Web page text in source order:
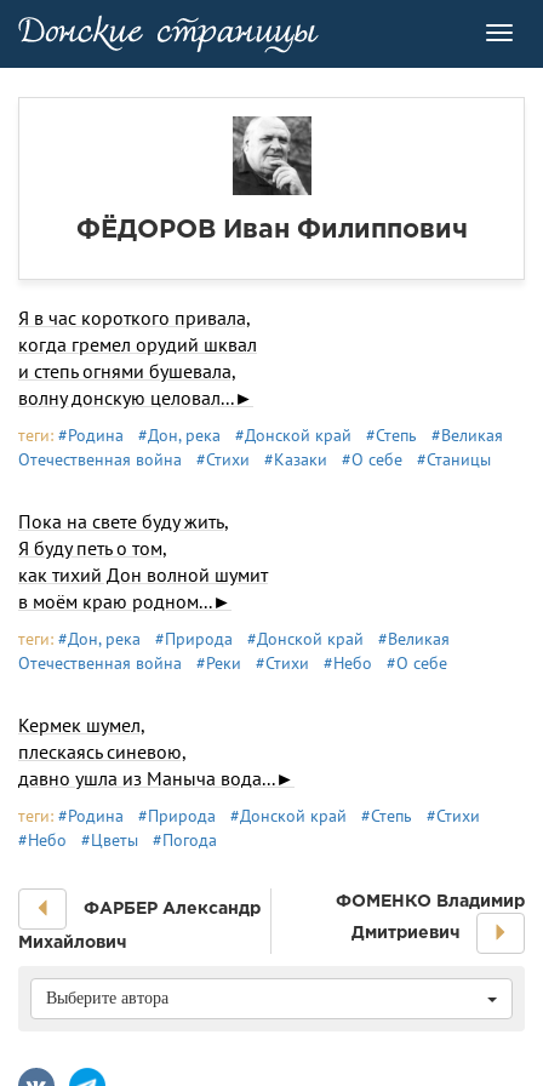
ФЁДОРОВ Иван Филиппович
Я в час короткого привала,
когда гремел орудий шквал
и степь огнями бушевала,
волну донскую целовал...►
теги: #Родина #Дон, река #Донской край #Степь
#Великая
Отечественная война
#Стихи #Казаки #О себе #Станицы
Пока на свете буду жить,
Я буду петь о том,
как тихий Дон волной шумит
в моём краю родном...►
теги: #Дон, река #Природа #Донской край
#Великая
Отечественная война
#Реки #Стихи #Небо #О себе
Кермек шумел,
плескаясь синевою,
давно ушла из Маныча вода...►
теги: #Родина #Природа #Донской край #Степь
#Стихи
#Небо
#Цветы #Погода
ФАРБЕР Александр
Михайлович
ФОМЕНКО Владимир
Дмитриевич
Выберите автора